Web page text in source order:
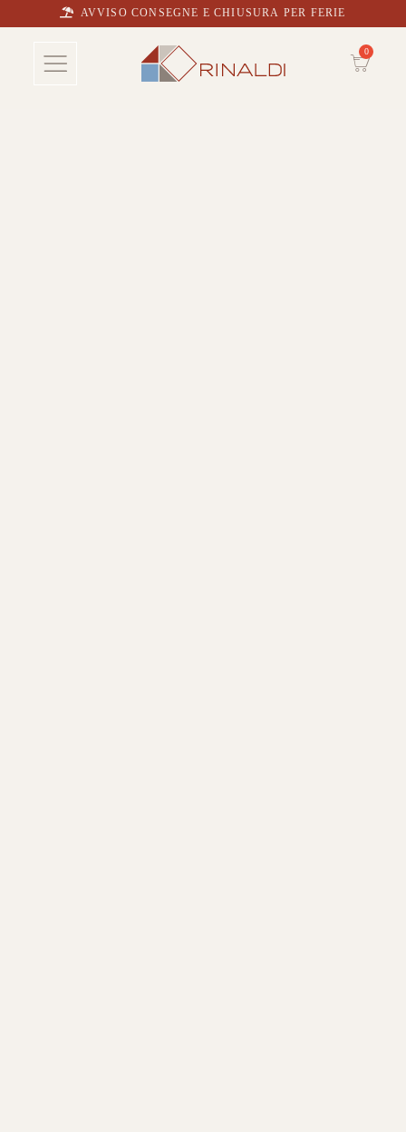
AVVISO CONSEGNE E CHIUSURA PER FERIE